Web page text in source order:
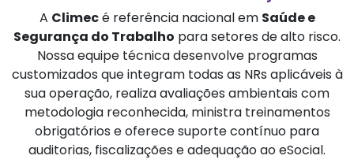
A Climecé referência nacional em Saúde e
Segurança do Trabalho para setores de alto risco.
Nossa equipe técnica desenvolve programas
customizados que integram todas as NRs aplicáveis à
sua operação, realiza avaliações ambientais com
metodologia reconhecida, ministra treinamentos
obrigatórios e oferece suporte contínuo para
auditorias, fiscalizações e adequação ao eSocial.